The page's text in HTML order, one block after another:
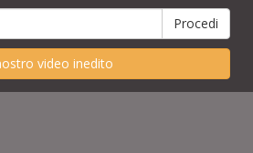
video inedito